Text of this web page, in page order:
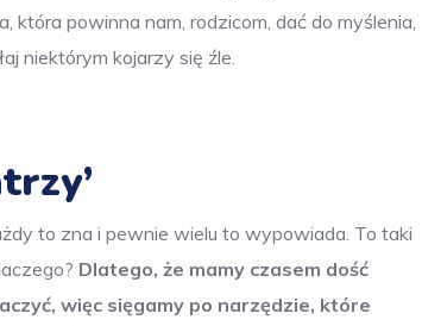
powinna nam, rodzicom, dać do myślenia,
niektórym kojarzy się źle.
to zna i pewnie wielu to wypowiada. To taki
Dlatego, że mamy czasem dość
więc sięgamy po narzędzie, które